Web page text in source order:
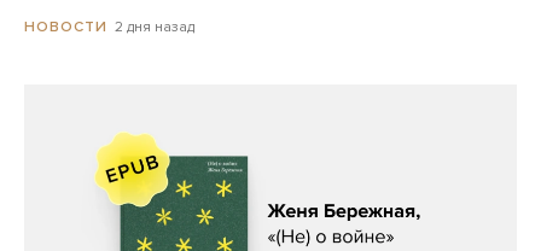
НОВОСТИ 2 дня назад